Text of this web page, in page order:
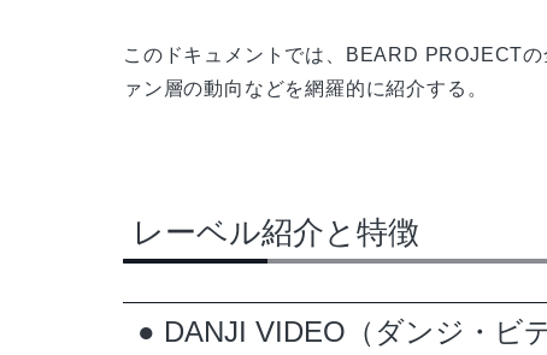
このドキュメントでは、BEARD PROJECT
ァン層の動向などを網羅的に紹介する。
レーベル紹介と特徴
● DANJI VIDEO（ダンジ・ビデ